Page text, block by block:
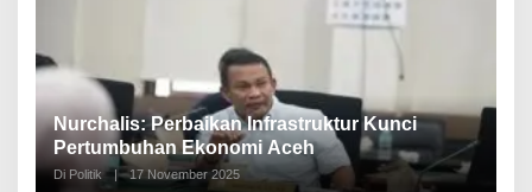
Nurchalis: Perbaikan Infrastruktur Kunci
Pertumbuhan Ekonomi Aceh
Di Politik | 17 November 2025